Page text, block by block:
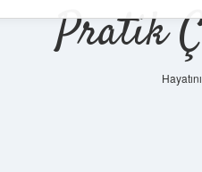
Pratik